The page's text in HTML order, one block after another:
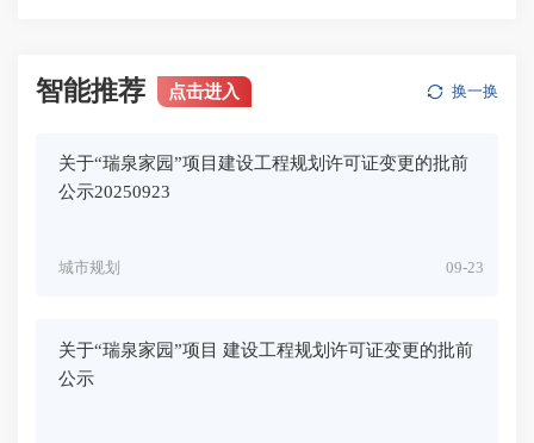
智能推荐 点击进入 换一换
关于“瑞泉家园”项目建设工程规划许可证变更的批前
公示20250923
09-23
城市规划
关于“瑞泉家园”项目 建设工程规划许可证变更的批前
公示